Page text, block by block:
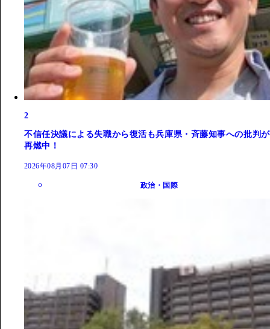
2
不信任決議による失職から復活も兵庫県・斉藤知事への批判が
再燃中！
2026年08月07日 07:30
政治・国際